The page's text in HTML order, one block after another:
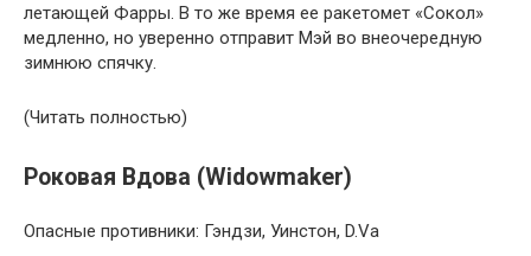
летающей Фарры. В то же время ее ракетомет «Сокол»
медленно, но уверенно отправит Мэй во внеочередную
зимнюю спячку.
(Читать полностью)
Роковая Вдова (Widowmaker)
Опасные противники: Гэндзи, Уинстон, D.Va